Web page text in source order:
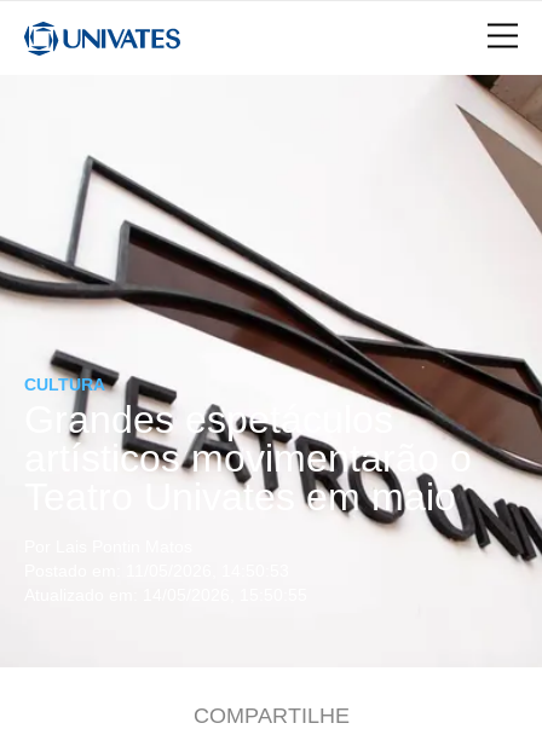
CULTURA
Grandes espetáculos
artísticos movimentarão o
Teatro Univates em maio
COMPARTILHE